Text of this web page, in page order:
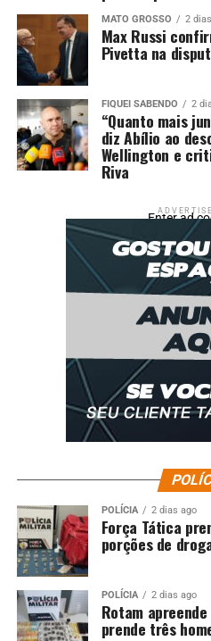
MATO GROSSO 2
Max Russi
Pivetta na
FIQUEI SABENDO 2
“Quanto mais
diz Abílio ao
Wellington e
Riva
Enter ad
POLÍCIA 2 dias ago
Força Tática
porções de
POLÍCIA 2 dias ago
Rotam
prende três